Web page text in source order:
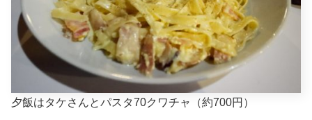
夕飯はタケさんとパスタ70クワチャ（約700円）